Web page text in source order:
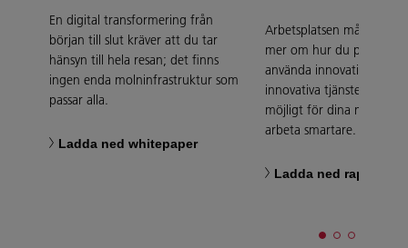
En digital transformering från
början till slut kräver att du tar
hänsyn till hela resan; det finns
ingen enda molninfrastruktur som
passar alla.
Ladda ned whitepaper
Arbetsplatsen måste
mer om hur du på bästa
använda innovativ teknik
innovativa tjänster för
möjligt för dina
arbeta smartare.
Ladda ned rapporten